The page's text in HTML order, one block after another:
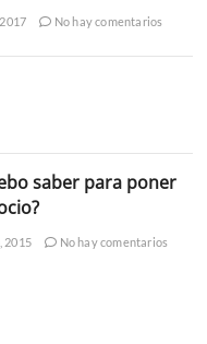
No hay comentarios
saber para poner
2015 No hay comentarios